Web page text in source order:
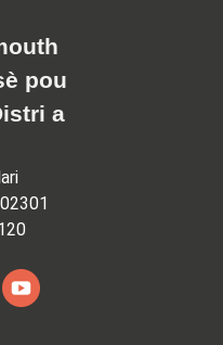
pou
a